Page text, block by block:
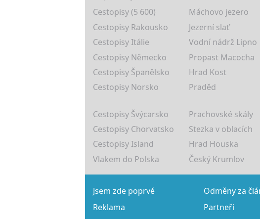
Cestopisy (5 600)
Máchovo jezero
Cestopisy Rakousko
Jezerní slať
Cestopisy Itálie
Vodní nádrž Lipno
Cestopisy Německo
Propast Macocha
Cestopisy Španělsko
Hrad Kost
Cestopisy Norsko
Praděd
Cestopisy Švýcarsko Prachovské skály
Cestopisy Chorvatsko
Stezka v oblacích
Cestopisy Island
Hrad Houska
Vlakem do Polska
Český Krumlov
Jsem zde poprvé Odměny za
Reklama
Partneři